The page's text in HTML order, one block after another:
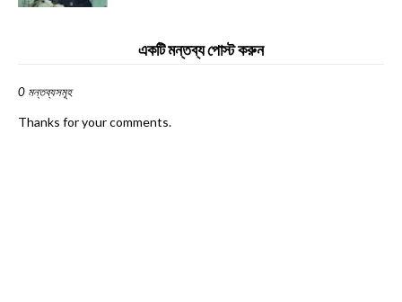
একটি মন্তব্য পোস্ট করুন
0 মন্তব্যসমূহ
Thanks for your comments.